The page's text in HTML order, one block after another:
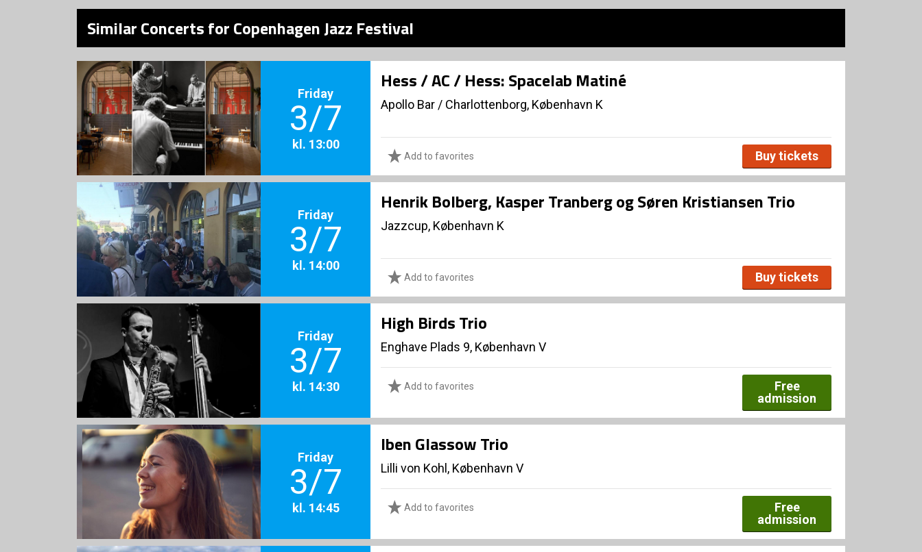
Similar Concerts for Copenhagen Jazz Festival
Friday
3/7
kl. 13:00
Hess / AC / Hess: Spacelab Matiné
Apollo Bar / Charlottenborg, København K
Add to favorites Buy tickets
Friday
3/7
kl. 14:00
Henrik Bolberg, Kasper Tranberg og Søren Kristiansen Trio
Jazzcup, København K
Add to favorites Buy tickets
Friday
3/7
kl. 14:30
High Birds Trio
Enghave Plads 9, København V
Add to favorites
Free
admission
Friday
3/7
kl. 14:45
Iben Glassow Trio
Lilli von Kohl, København V
Add to favorites
Free
admission